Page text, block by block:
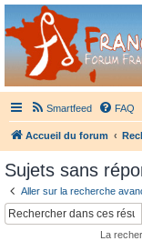
France
Didgeridoo et Guimbarde sur
Smartfeed FAQ
Accueil du forum
Sujets sans
Aller sur la recherche
La